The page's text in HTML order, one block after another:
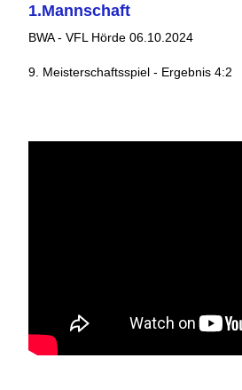
1.Mannschaft
BWA - VFL Hörde 06.10.2024
9. Meisterschaftsspiel - Ergebnis 4:2